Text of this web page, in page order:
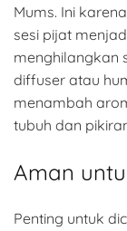
Mums. Ini
sesi pijat
menghilangkan
diffuser atau
menambah
tubuh dan
Aman
Penting untuk